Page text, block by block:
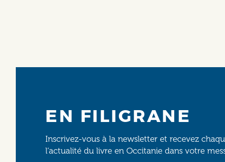
EN FILIGRANE
Inscrivez-vous à la newsletter et recevez
l’actualité du livre en Occitanie dans votre